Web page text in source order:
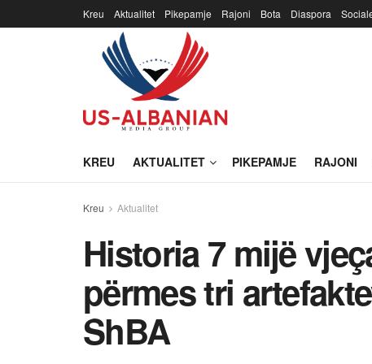
Kreu Aktualitet Pikepamje Rajoni Bota Diaspora
KREU AKTUALITET PIKEPAMJE RAJONI
Kreu Aktualitet
Historia 7 mijë
përmes tri
ShBA